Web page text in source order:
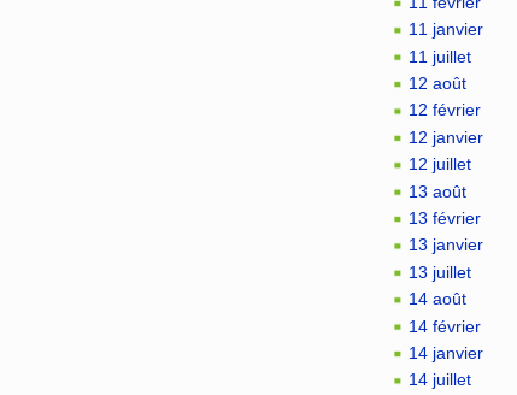
11 janvier
11 juillet
12 août
12 février
12 janvier
12 juillet
13 août
13 février
13 janvier
13 juillet
14 août
14 février
14 janvier
14 juillet